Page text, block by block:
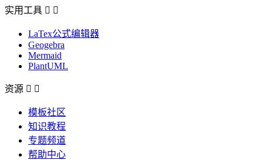
实用工具  
LaTex公式编辑器
Geogebra
Mermaid
PlantUML
资源  
模板社区
知识教程
专题频道
帮助中心